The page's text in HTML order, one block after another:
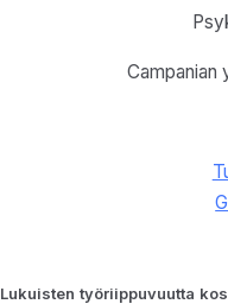
Campanian
Lukuisten työriippuvuutta